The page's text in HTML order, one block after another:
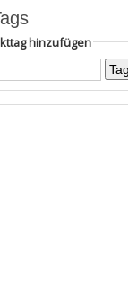
hinzufügen